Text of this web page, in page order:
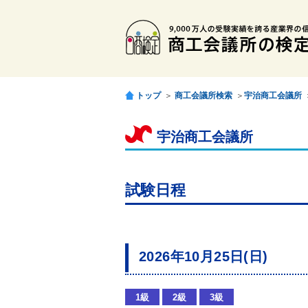
トップ ＞ 商工会議所検索 ＞ 宇治商工会議所
宇治商工会議所
試験日程
2026年10月25日(日)
1級 2級 3級